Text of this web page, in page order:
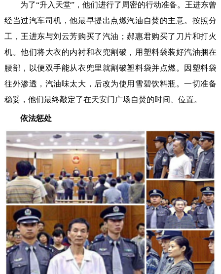
为了“升入天堂”，他们进行了周密的行动准备。王进东曾
经当过汽车司机，他最早提出点燃汽油自焚的主意。按照分
工，王进东与刘云芳购买了汽油；郝惠君购买了刀片和打火
机。他们将大衣的内衬和衣兜割破，用塑料袋装好汽油捆在
腰部，以便双手能从衣兜里就割破塑料袋并点燃。因塑料袋
往外渗透，汽油味太大，后改为使用雪碧饮料瓶。一切准备
稳妥，他们最终敲定了在天安门广场自焚的时间、位置。
依法惩处